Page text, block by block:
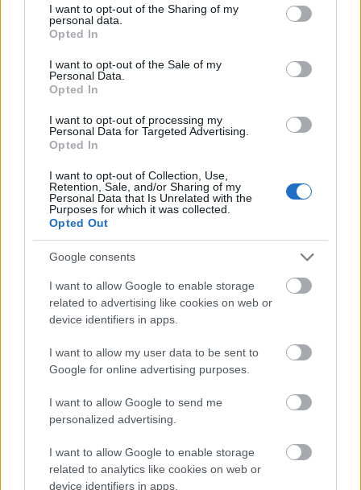
not limited to your visit or usage behaviour. You may click to
grant or deny consent to Google and its third-party tags to
use your data for below specified purposes in below Google
consent section.
I want to opt-out of the Sharing of my
personal data.
Opted In
I want to opt-out of the Sale of my
Personal Data.
Opted In
I want to opt-out of processing my
Personal Data for Targeted Advertising.
Opted In
I want to opt-out of Collection, Use,
Retention, Sale, and/or Sharing of my
Personal Data that Is Unrelated with the
Purposes for which it was collected.
Opted Out
Google consents
I want to allow Google to enable storage
related to advertising like cookies on web or
device identifiers in apps.
I want to allow my user data to be sent to
Google for online advertising purposes.
I want to allow Google to send me
personalized advertising.
I want to allow Google to enable storage
related to analytics like cookies on web or
device identifiers in apps.
cualquiera.
exigente
7. agosto 2021 PorJesus Gallo
El primer año de Pellegrini en el Betis fue todo un éxito y los
verdiblancos se clasificaron para jugar en Europa. Esta temporada
tratarán de repetirlo.